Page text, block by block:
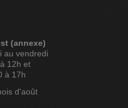
(annexe)
au vendredi
12h et
à 17h
d'août